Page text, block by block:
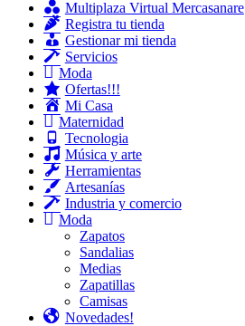
Multiplaza Virtual Mercasanare
Registra tu tienda
Gestionar mi tienda
Servicios
Moda
Ofertas!!!
Mi Casa
Maternidad
Tecnologia
Música y arte
Herramientas
Artesanías
Industria y comercio
Moda
Zapatos
Sandalias
Medias
Zapatillas
Camisas
Novedades!